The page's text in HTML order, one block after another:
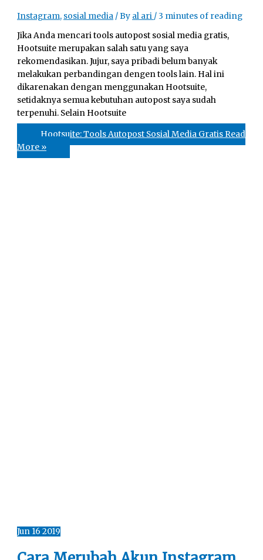
Instagram, sosial media / By al ari /3 minutes of reading
Jika Anda mencari tools autopost sosial media gratis,
Hootsuite merupakan salah satu yang saya
rekomendasikan. Jujur, saya pribadi belum banyak
melakukan perbandingan dengen tools lain. Hal ini
dikarenakan dengan menggunakan Hootsuite,
setidaknya semua kebutuhan autopost saya sudah
terpenuhi. Selain Hootsuite
Hootsuite: Tools Autopost Sosial Media Gratis Read
More »
Jun 16 2019